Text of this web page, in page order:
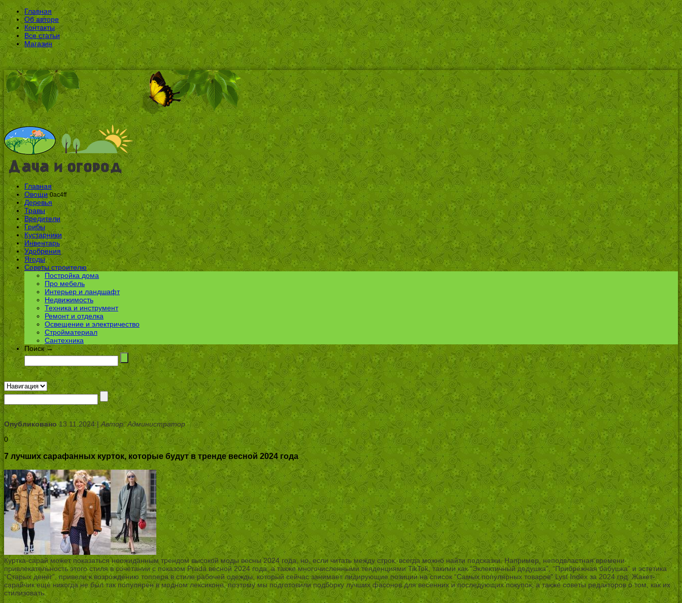
Главная
Об авторе
Контакты
Все статьи
Магазин
Главная
Овощи 0ac4ff
Деревья
Травы
Вредители
Грибы
Кустарники
Инвентарь
Удобрения
Ягоды
Советы строителю
Постройка дома
Про мебель
Интерьер и ландшафт
Недвижимость
Техника и инструмент
Ремонт и отделка
Освещение и электричество
Стройматериал
Сантехника
Поиск →
Опубликовано13.11.2024 |Автор: Администратор
0
7 лучших сарафанных курток, которые будут в тренде весной 2024 года
Куртка-сарай может показаться неожиданным трендом высокой моды весны 2024 года, но, если читать между строк, всегда можно найти подсказки. Например, неподвластная времени
привлекательность этого стиля в сочетании с показом Prada весной 2024 года, а также многочисленными тенденциями TikTok, такими как “Эклектичный дедушка”, “Прибрежная бабушка” и эстетика
“Старых денег”, привели к возрождению топпера в стиле рабочей одежды, который сейчас занимает лидирующие позиции на список “Самых популярных товаров” Lyst Index за 2024 год. Жакет-
сарайчик еще никогда не был так популярен в модном лексиконе, поэтому мы подготовили подборку лучших фасонов для весенних и последующих покупок, а также советы редакторов о том, как их
стилизовать.